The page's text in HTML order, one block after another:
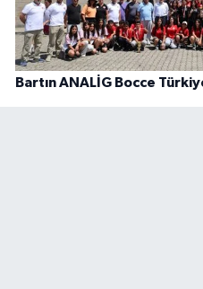
Bartın ANALİG Bocce